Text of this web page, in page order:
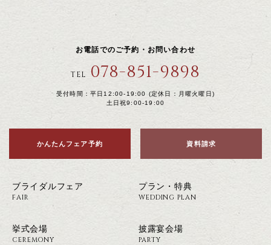
お電話でのご予約・お問い合わせ
TEL 078-851-9898
受付時間：平日12:00-19:00 (定休日：月曜火曜日)
土日祝9:00-19:00
かんたんフェア予約 資料請求
ブライダルフェア
FAIR
プラン・特典
WEDDING PLAN
挙式会場
CEREMONY
披露宴会場
PARTY